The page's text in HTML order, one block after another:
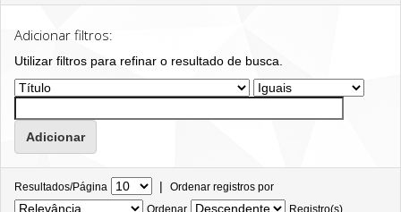
Adicionar filtros:
Utilizar filtros para refinar o resultado de busca.
Resultados/Página | Ordenar registros por
Ordenar
Registro(s)